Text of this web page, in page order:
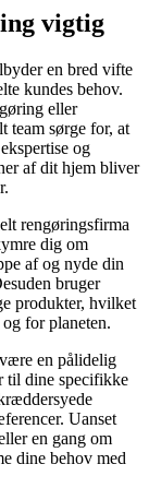
vigtig
en bred vifte
kundes behov.
eller
team sørge for, at
og
af dit hjem bliver
rengøringsfirma
dig om
af og nyde din
bruger
produkter, hvilket
for planeten.
en pålidelig
til dine specifikke
Uanset
en gang om
dine behov med